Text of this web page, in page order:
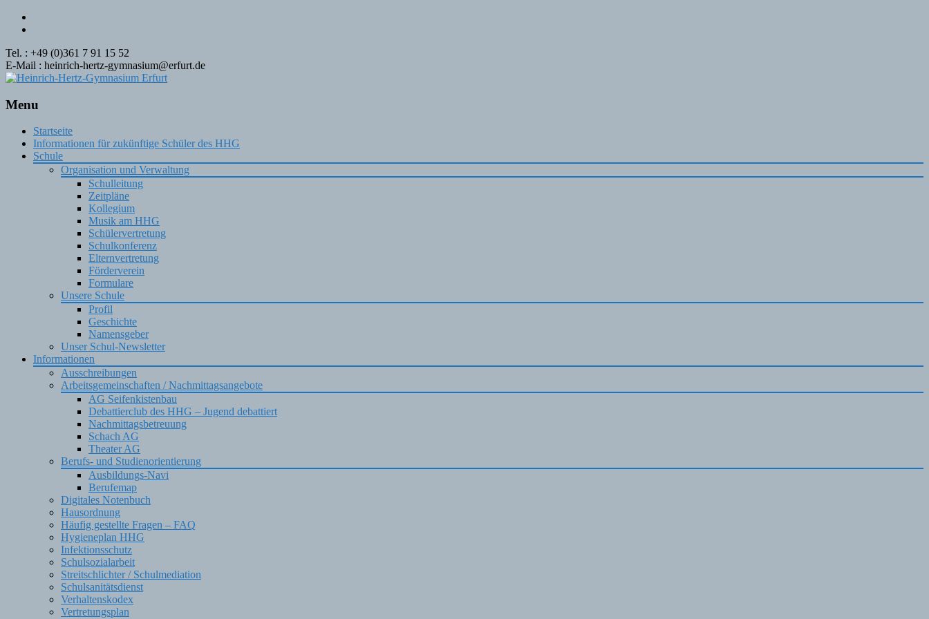
Tel. : +49 (0)361 7 91 15 52
E-Mail : heinrich-hertz-gymnasium@erfurt.de
Menu
Skip
content
Startseite
Informationen für zukünftige Schüler des HHG
Schule
Organisation und Verwaltung
Schulleitung
Zeitpläne
Kollegium
Musik am HHG
Schülervertretung
Schulkonferenz
Elternvertretung
Förderverein
Formulare
Unsere Schule
Profil
Geschichte
Namensgeber
Unser Schul-Newsletter
Informationen
Ausschreibungen
Arbeitsgemeinschaften / Nachmittagsangebote
AG Seifenkistenbau
Debattierclub des HHG – Jugend debattiert
Nachmittagsbetreuung
Schach AG
Theater AG
Berufs- und Studienorientierung
Ausbildungs-Navi
Berufemap
Digitales Notenbuch
Hausordnung
Häufig gestellte Fragen – FAQ
Hygieneplan HHG
Infektionsschutz
Schulsozialarbeit
Streitschlichter / Schulmediation
Schulsanitätsdienst
Verhaltenskodex
Vertretungsplan